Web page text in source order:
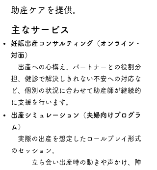
助産ケアを提供。
主なサービス
妊娠出産コンサルティング（オンライン・
対面）
出産への心構え、パートナーとの役割分
担、健診で解決しきれない不安への対応な
ど、個別の状況に合わせて助産師が継続的
に支援を行います。
出産シミュレーション（夫婦向けプログラ
ム）
実際の出産を想定したロールプレイ形式
のセッション。
立ち会い出産時の動きや声かけ、陣